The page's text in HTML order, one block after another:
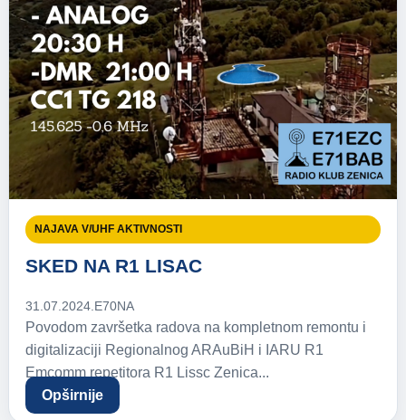
NAJAVA V/UHF AKTIVNOSTI
SKED NA R1 LISAC
31.07.2024. E70NA
Povodom završetka radova na kompletnom remontu i
digitalizaciji Regionalnog ARAuBiH i IARU R1
Emcomm repetitora R1 Lissc Zenica...
Opširnije